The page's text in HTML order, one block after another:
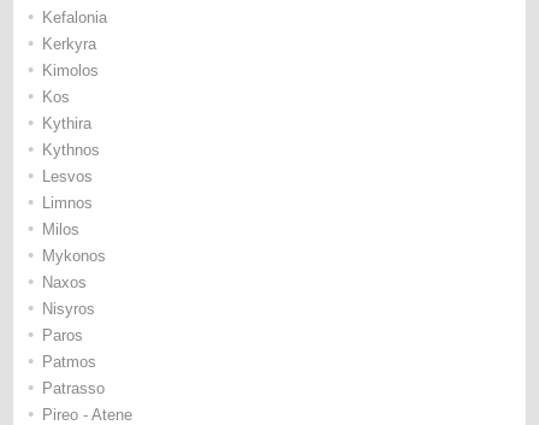
• Kefalonia
• Kerkyra
• Kimolos
• Kos
• Kythira
• Kythnos
• Lesvos
• Limnos
• Milos
• Mykonos
• Naxos
• Nisyros
• Paros
• Patmos
• Patrasso
• Pireo - Atene